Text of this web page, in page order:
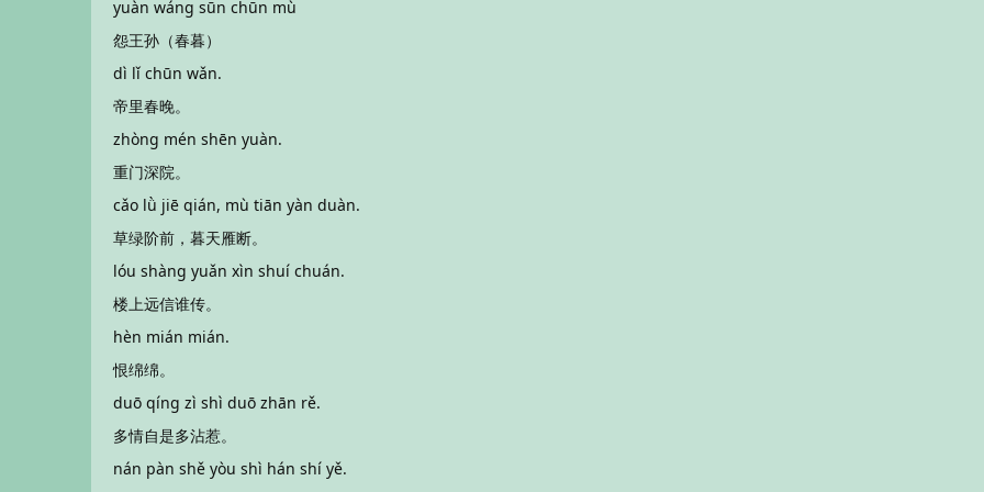
yuàn wáng sūn chūn mù
怨王孙（春暮）
dì lǐ chūn wǎn.
帝里春晚。
zhòng mén shēn yuàn.
重门深院。
cǎo lǜ jiē qián, mù tiān yàn duàn.
草绿阶前，暮天雁断。
lóu shàng yuǎn xìn shuí chuán.
楼上远信谁传。
hèn mián mián.
恨绵绵。
duō qíng zì shì duō zhān rě.
多情自是多沾惹。
nán pàn shě yòu shì hán shí yě.